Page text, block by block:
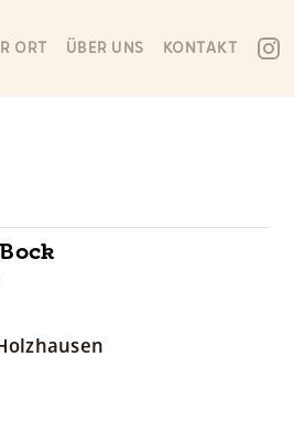
ORT ÜBER UNS KONTAKT
Bock